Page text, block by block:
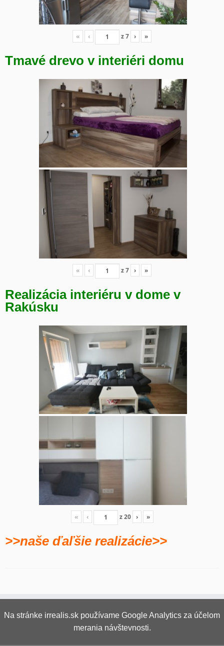
« ‹ z7 › »
Tmavé drevo v interiéri domu
« ‹ z7 › »
Realizácia interiéru v dome v
Rakúsku
« ‹ z20 › »
>>naše ďaľšie realizácie>>
Na stránke irrealis.sk používame Google Analytics za účelom
merania návštevnosti.